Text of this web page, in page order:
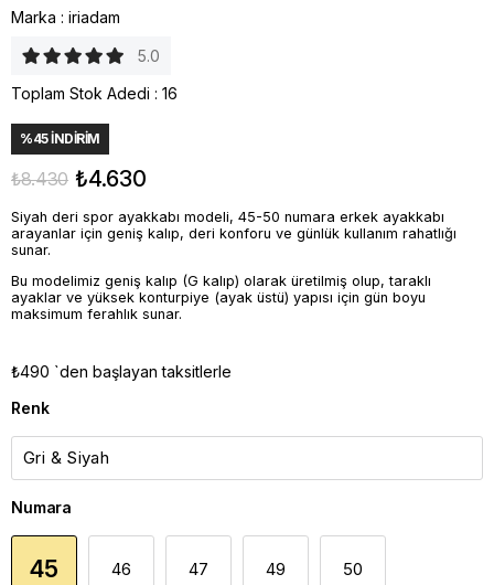
Marka : iriadam
5.0
Toplam Stok Adedi : 16
%45İNDIRIM
₺8.430 ₺4.630
Siyah deri spor ayakkabı modeli, 45-50 numara erkek ayakkabı
arayanlar için geniş kalıp, deri konforu ve günlük kullanım rahatlığı
sunar.
Bu modelimiz geniş kalıp (G kalıp) olarak üretilmiş olup, taraklı
ayaklar ve yüksek konturpiye (ayak üstü) yapısı için gün boyu
maksimum ferahlık sunar.
₺490 `den başlayan taksitlerle
Renk
Numara
45 46 47 49 50